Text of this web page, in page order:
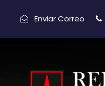
Enviar Correo